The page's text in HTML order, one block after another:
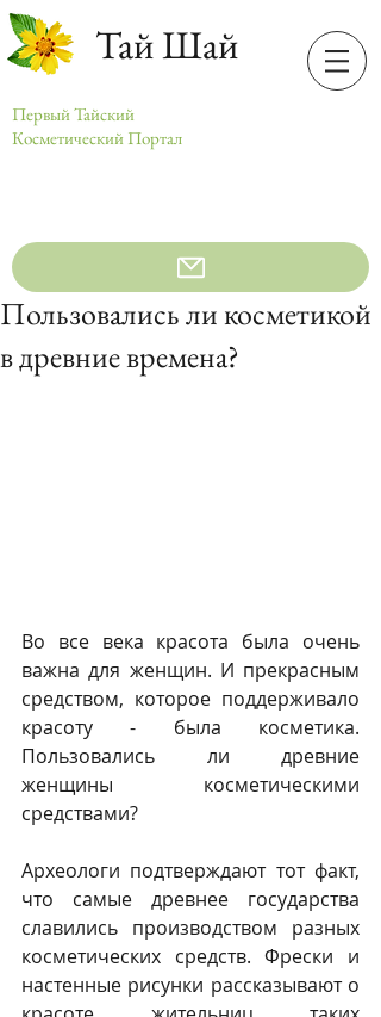
Тай Шай
Первый Тайский
Косметический Портал
Пользовались ли косметикой
в древние времена?
Во все века красота была очень
важна для женщин. И прекрасным
средством, которое поддерживало
красоту - была косметика.
Пользовались ли древние
женщины косметическими
средствами?
Археологи подтверждают тот факт,
что самые древнее государства
славились производством разных
косметических средств. Фрески и
настенные рисунки рассказывают о